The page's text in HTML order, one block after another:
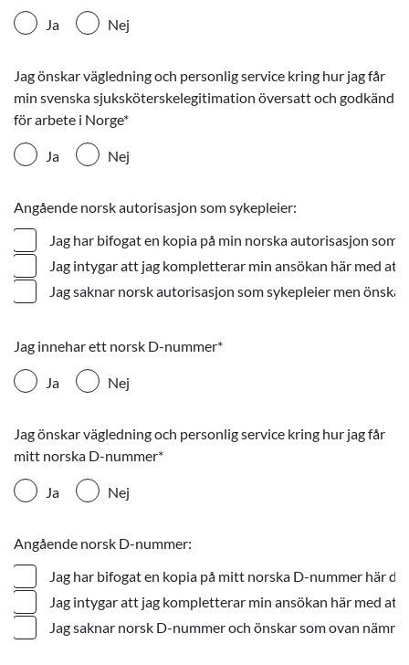
Ja Nej
Jag önskar vägledning och personlig service kring hur jag får
min svenska sjuksköterskelegitimation översatt och godkänd
för arbete i Norge*
Ja Nej
Angående norsk autorisasjon som sykepleier:
Jag har bifogat en kopia på min norska autorisasjon som
Jag intygar att jag kompletterar min ansökan här med
Jag saknar norsk autorisasjon som sykepleier men
Jag innehar ett norsk D-nummer*
Ja Nej
Jag önskar vägledning och personlig service kring hur jag får
mitt norska D-nummer*
Ja Nej
Angående norsk D-nummer:
Jag har bifogat en kopia på mitt norska D-nummer här
Jag intygar att jag kompletterar min ansökan här med
Jag saknar norsk D-nummer och önskar som ovan